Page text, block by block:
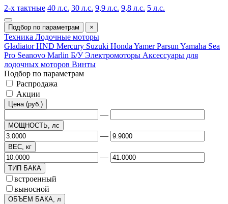
2-х тактные 40 л.с. 30 л.с. 9,9 л.с. 9,8 л.с. 5 л.с.
Подбор по параметрам ×
Техника Лодочные моторы
GladiatorHND Mercury Suzuki Honda YamerParsun Yamaha Sea
Pro Seanovo Marlin Б/УЭлектромоторы Аксессуары для
лодочных моторов Винты
Подбор по параметрам
Распродажа
Акции
Цена (руб.)
—
МОЩНОСТЬ, лс
—
ВЕС, кг
—
ТИП БАКА
встроенный
выносной
ОБЪЕМ БАКА, л